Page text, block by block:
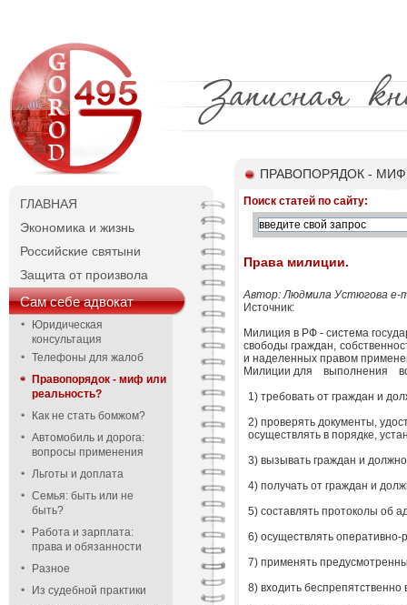
ГЛАВНАЯ
Экономика и жизнь
Российские святыни
Защита от произвола
Сам себе адвокат
Юридическая
консультация
Телефоны для жалоб
Правопорядок - миф или
реальность?
Как не стать бомжом?
Автомобиль и дорога:
вопросы применения
Льготы и доплата
Семья: быть или не
быть?
Работа и зарплата:
права и обязанности
Разное
Из судебной практики
ПРАВОПОРЯДОК -
Поиск статей по сайту:
Права милиции.
Автор: Людмила Устюгова e-
Источник:
Милиция в РФ - система
свободы граждан,
и наделенных правом
Милиции для    выполнения
1) требовать от граждан и
2) проверять документы,
осуществлять в порядке,
3) вызывать граждан и
4) получать от граждан и
5) составлять протоколы об
6) осуществлять
7) применять
8) входить